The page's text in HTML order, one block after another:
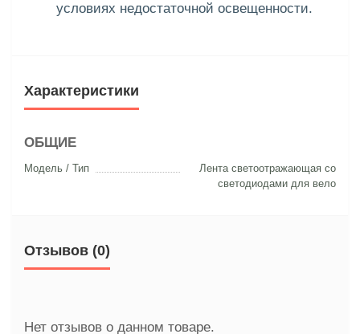
условиях недостаточной освещенности.
Характеристики
ОБЩИЕ
Модель / Тип
Лента светоотражающая со
светодиодами для вело
Отзывов (0)
Нет отзывов о данном товаре.